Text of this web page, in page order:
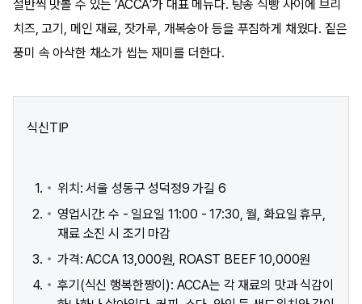
절반씩 맛볼 수 있는 ‘ACCA’가 대표 메뉴다. 탕종 식빵 사이에 브리
치즈, 고기, 메인 재료, 잣가루, 개복숭아 등을 푸짐하게 채웠다. 짙은
풍미 속 아삭한 채소가 씹는 재미를 더한다.
식신TIP
위치: 서울 성동구 성덕정9 가길 6​
영업시간: 수 - 일요일 11:00 - 17:30, 월, 화요일 휴무,
재료 소진 시 조기 마감
가격: ACCA 13,000원, ROAST BEEF 10,000원
후기(식신 행복한짱이): ACCA는 각 재료의 맛과 식감이